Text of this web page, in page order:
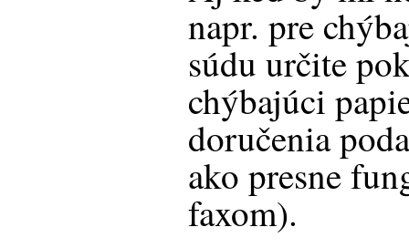
napr. pre
súdu určite
chýbajúci
doručenia
ako presne
faxom).